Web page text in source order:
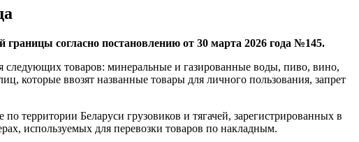
границы согласно постановлению от 30 марта 2026 года №145.
следующих товаров: минеральные и газированные воды, пиво, вино,
которые ввозят названные товары для личного пользования, запрет
территории Беларуси грузовиков и тягачей, зарегистрированных в
используемых для перевозки товаров по накладным.